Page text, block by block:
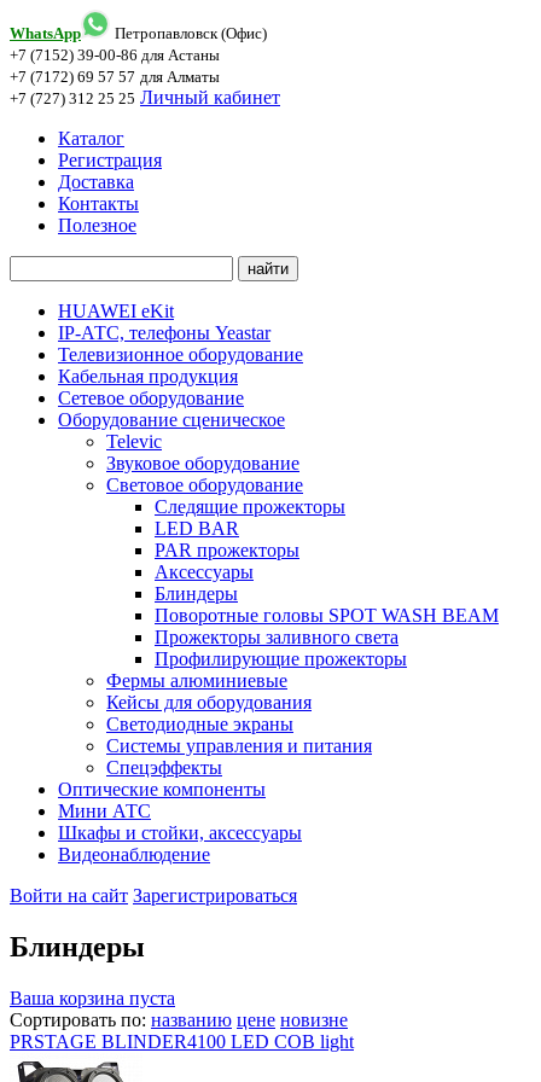
WhatsApp
Петропавловск (Офис)
+7 (7152) 39-00-86 для Астаны
+7 (7172) 69 57 57 для Алматы
+7 (727) 312 25 25 Личный кабинет
Каталог
Регистрация
Доставка
Контакты
Полезное
HUAWEI eKit
IP-АТС, телефоны Yeastar
Телевизионное оборудование
Кабельная продукция
Сетевое оборудование
Оборудование сценическое
Televic
Звуковое оборудование
Световое оборудование
Следящие прожекторы
LED BAR
PAR прожекторы
Аксессуары
Блиндеры
Поворотные головы SPOT WASH BEAM
Прожекторы заливного света
Профилирующие прожекторы
Фермы алюминиевые
Кейсы для оборудования
Светодиодные экраны
Системы управления и питания
Спецэффекты
Оптические компоненты
Мини АТС
Шкафы и стойки, аксессуары
Видеонаблюдение
Войти на сайт Зарегистрироваться
Блиндеры
Ваша корзина пуста
Сортировать по: названию цене новизне
PRSTAGE BLINDER4100 LED COB light